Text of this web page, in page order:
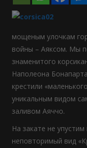
мощеным улочкам
войны – Аяксом. Мы
знаменитого
Наполеона
крестили
уникальным видом
заливом Аяччо.
На закате не
неповторимый вид